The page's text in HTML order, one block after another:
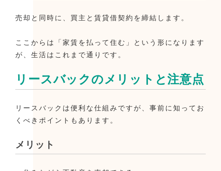
売却と同時に、買主と賃貸借契約を締結します。
ここからは「家賃を払って住む」という形になります
が、生活はこれまで通りです。
リースバックのメリットと注意点
リースバックは便利な仕組みですが、事前に知ってお
くべきポイントもあります。
メリット